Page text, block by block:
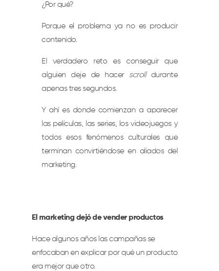
¿Por qué?
Porque el problema ya no es producir
contenido.
El verdadero reto es conseguir que
alguien deje de hacer scrolldurante
apenas tres segundos.
Y ahí es donde comienzan a aparecer
las películas, las series, los videojuegos y
todos esos fenómenos culturales que
terminan convirtiéndose en aliados del
marketing.
El marketing dejó de vender productos
Hace algunos años las campañas se
enfocaban en explicar por qué un producto
era mejor que otro.